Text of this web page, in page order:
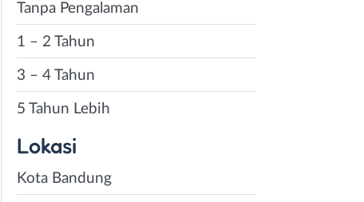
Tanpa Pengalaman
1 – 2 Tahun
3 – 4 Tahun
5 Tahun Lebih
Lokasi
Kota Bandung